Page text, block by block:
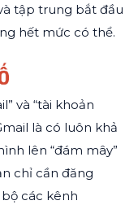
tập trung bắt đầu
hết mức có thể.
và “tài khoản
là có luôn khả
lên “đám mây”
chỉ cần đăng
các kênh